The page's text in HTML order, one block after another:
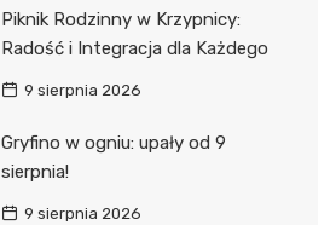
Piknik Rodzinny w Krzypnicy:
Radość i Integracja dla Każdego
9 sierpnia 2026
Gryfino w ogniu: upały od 9
sierpnia!
9 sierpnia 2026